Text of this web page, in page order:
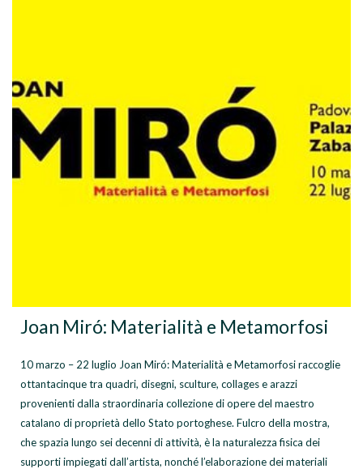
Joan Miró: Materialità e Metamorfosi
10 marzo – 22 luglio Joan Miró: Materialità e Metamorfosi raccoglie
ottantacinque tra quadri, disegni, sculture, collages e arazzi
provenienti dalla straordinaria collezione di opere del maestro
catalano di proprietà dello Stato portoghese. Fulcro della mostra,
che spazia lungo sei decenni di attività, è la naturalezza fisica dei
supporti impiegati dall’artista, nonché l’elaborazione dei materiali